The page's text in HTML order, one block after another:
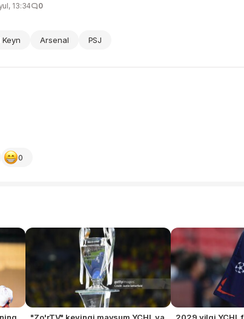
13:34 0
Arsenal PSJ
0
"Zo'rTV" keyingi mavsum YCHL va 2029 yilgi YCHL